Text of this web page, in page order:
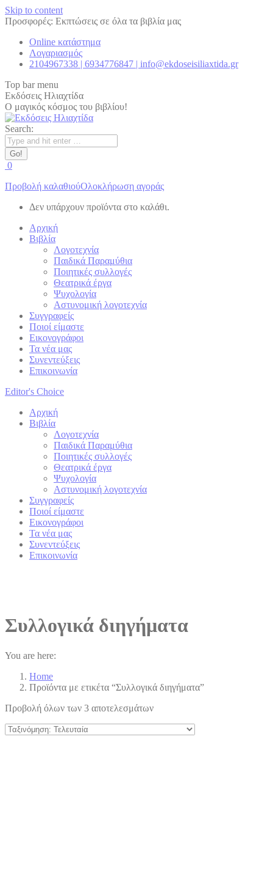
Skip to content
Προσφορές: Εκπτώσεις σε όλα τα βιβλία μας
Online κατάστημα
Λογαριασμός
2104967338 | 6934776847 | info@ekdoseisiliaxtida.gr
Top bar menu
Εκδόσεις Ηλιαχτίδα
Ο μαγικός κόσμος του βιβλίου!
Search:
0
Προβολή καλαθιούΟλοκλήρωση αγοράς
Δεν υπάρχουν προϊόντα στο καλάθι.
Αρχική
Βιβλία
Λογοτεχνία
Παιδικά Παραμύθια
Ποιητικές συλλογές
Θεατρικά έργα
Ψυχολογία
Αστυνομική λογοτεχνία
Συγγραφείς
Ποιοί είμαστε
Εικονογράφοι
Τα νέα μας
Συνεντεύξεις
Επικοινωνία
Editor's Choice
Αρχική
Βιβλία
Λογοτεχνία
Παιδικά Παραμύθια
Ποιητικές συλλογές
Θεατρικά έργα
Ψυχολογία
Αστυνομική λογοτεχνία
Συγγραφείς
Ποιοί είμαστε
Εικονογράφοι
Τα νέα μας
Συνεντεύξεις
Επικοινωνία
Συλλογικά διηγήματα
You are here:
Home
Προϊόντα με ετικέτα “Συλλογικά διηγήματα”
Προβολή όλων των 3 αποτελεσμάτων